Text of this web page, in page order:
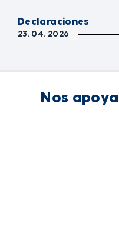
Declaraciones
23. 04. 2026
Nos